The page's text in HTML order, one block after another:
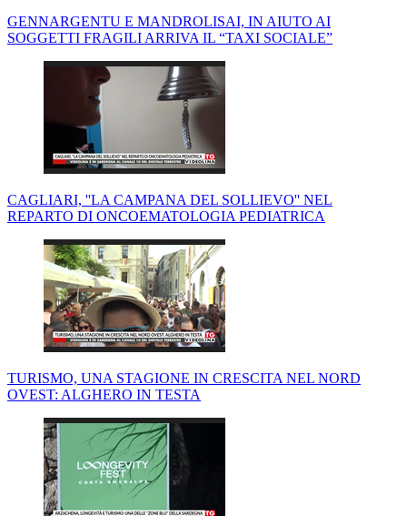
GENNARGENTU E MANDROLISAI, IN AIUTO AI
SOGGETTI FRAGILI ARRIVA IL “TAXI SOCIALE”
CAGLIARI, ''LA CAMPANA DEL SOLLIEVO'' NEL
REPARTO DI ONCOEMATOLOGIA PEDIATRICA
TURISMO, UNA STAGIONE IN CRESCITA NEL NORD
OVEST: ALGHERO IN TESTA